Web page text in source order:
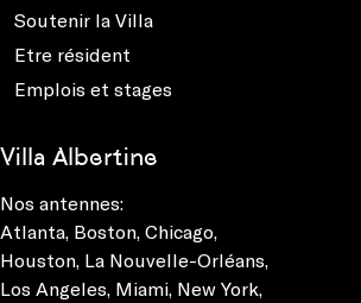
Soutenir la Villa
Etre résident
Emplois et stages
Villa Albertine
Nos antennes:
Atlanta, Boston, Chicago,
Houston, La Nouvelle-Orléans,
Los Angeles, Miami, New York,